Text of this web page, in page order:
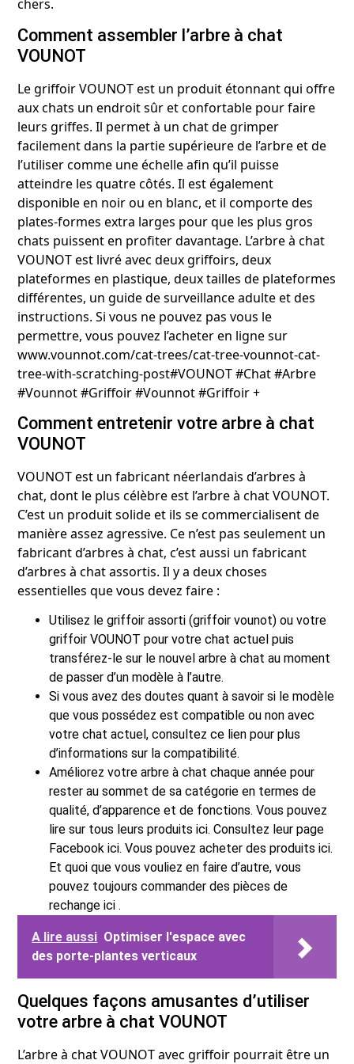
chers.
Comment assembler l’arbre à chat
VOUNOT
Le griffoir VOUNOT est un produit étonnant qui offre
aux chats un endroit sûr et confortable pour faire
leurs griffes. Il permet à un chat de grimper
facilement dans la partie supérieure de l’arbre et de
l’utiliser comme une échelle afin qu’il puisse
atteindre les quatre côtés. Il est également
disponible en noir ou en blanc, et il comporte des
plates-formes extra larges pour que les plus gros
chats puissent en profiter davantage. L’arbre à chat
VOUNOT est livré avec deux griffoirs, deux
plateformes en plastique, deux tailles de plateformes
différentes, un guide de surveillance adulte et des
instructions. Si vous ne pouvez pas vous le
permettre, vous pouvez l’acheter en ligne sur
www.vounnot.com/cat-trees/cat-tree-vounnot-cat-
tree-with-scratching-post#VOUNOT #Chat #Arbre
#Vounnot #Griffoir #Vounnot #Griffoir +
Comment entretenir votre arbre à chat
VOUNOT
VOUNOT est un fabricant néerlandais d’arbres à
chat, dont le plus célèbre est l’arbre à chat VOUNOT.
C’est un produit solide et ils se commercialisent de
manière assez agressive. Ce n’est pas seulement un
fabricant d’arbres à chat, c’est aussi un fabricant
d’arbres à chat assortis. Il y a deux choses
essentielles que vous devez faire :
Utilisez le griffoir assorti (griffoir vounot) ou votre
griffoir VOUNOT pour votre chat actuel puis
transférez-le sur le nouvel arbre à chat au moment
de passer d’un modèle à l’autre.
Si vous avez des doutes quant à savoir si le modèle
que vous possédez est compatible ou non avec
votre chat actuel, consultez ce lien pour plus
d’informations sur la compatibilité.
Améliorez votre arbre à chat chaque année pour
rester au sommet de sa catégorie en termes de
qualité, d’apparence et de fonctions. Vous pouvez
lire sur tous leurs produits ici. Consultez leur page
Facebook ici. Vous pouvez acheter des produits ici.
Et quoi que vous vouliez en faire d’autre, vous
pouvez toujours commander des pièces de
rechange ici .
A lire aussi Optimiser l'espace avec
des porte-plantes verticaux
Quelques façons amusantes d’utiliser
votre arbre à chat VOUNOT
L’arbre à chat VOUNOT avec griffoir pourrait être un